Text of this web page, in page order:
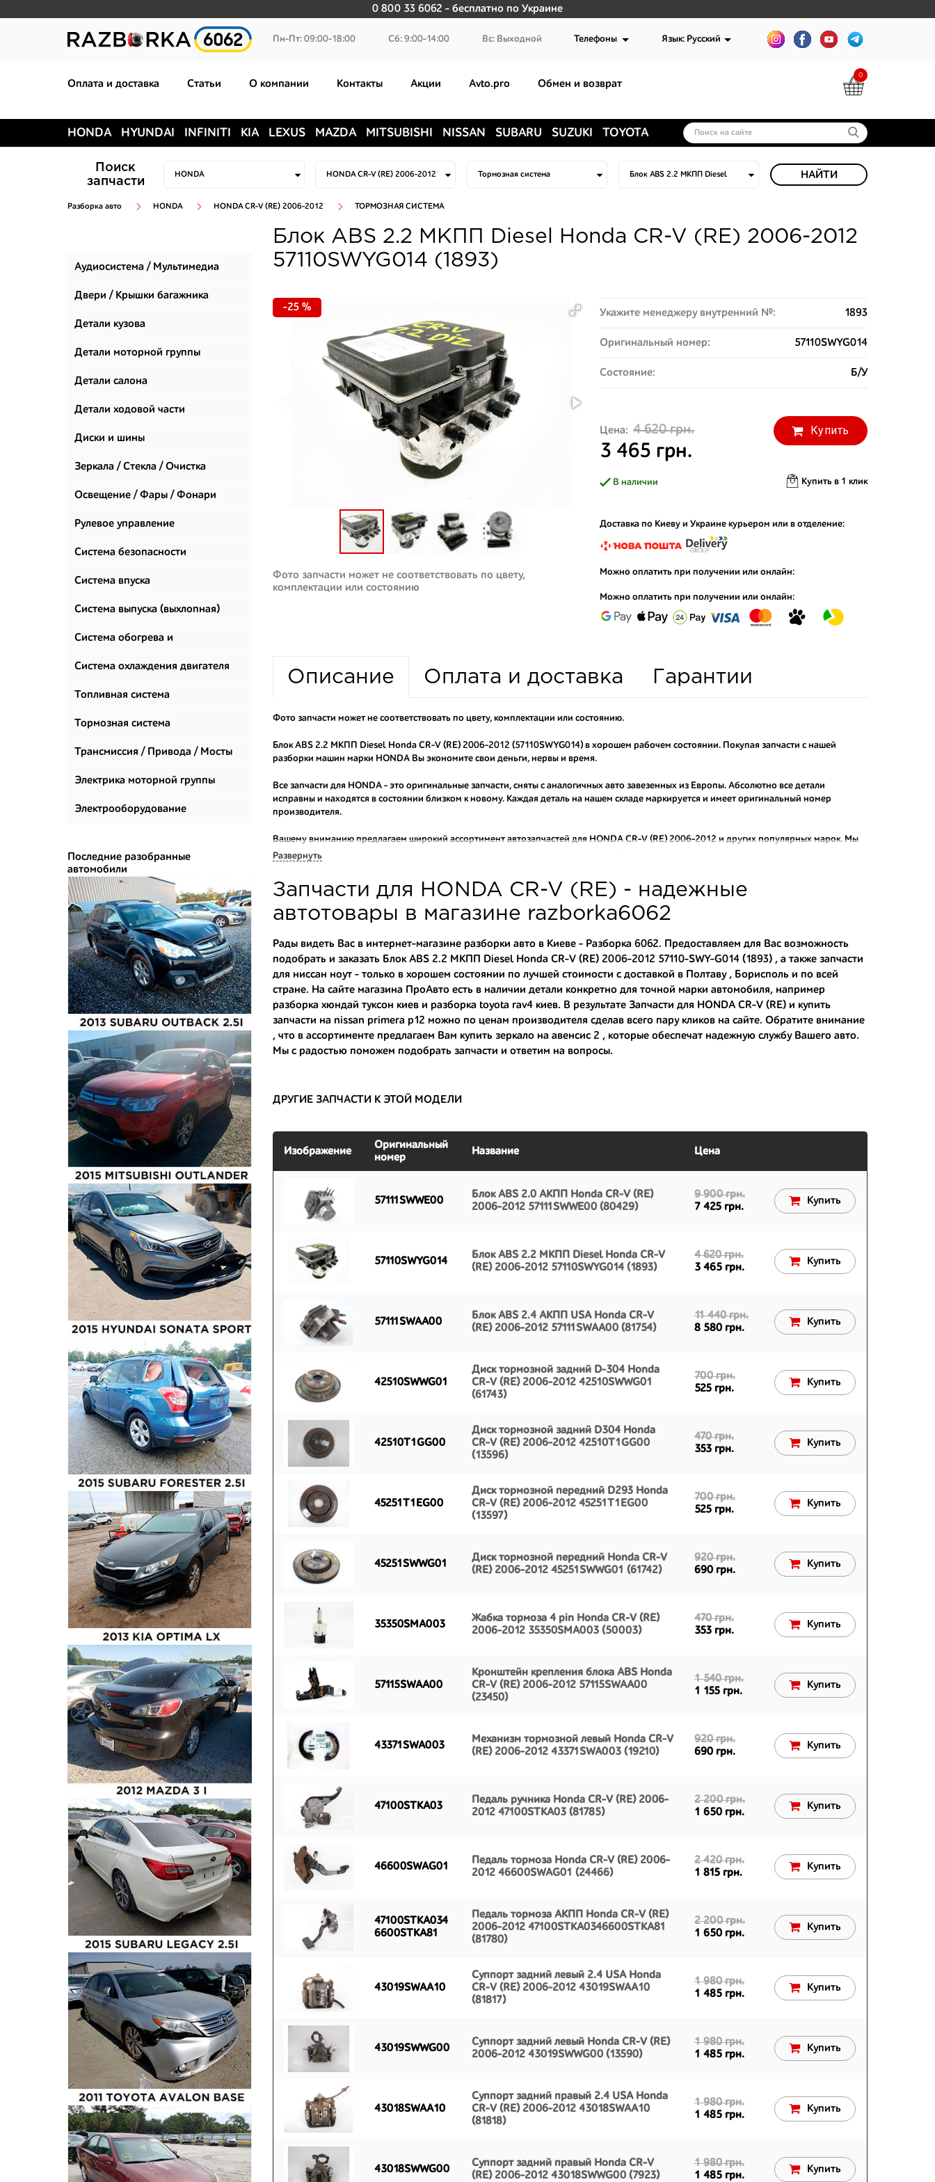
0 800 33 6062 - бесплатно по Украине
0
Пн-Пт: 09:00-18:00 Сб: 9:00-14:00 Вс: Выходной Телефоны Язык: Русский
Оплата и доставка Статьи О компании Контакты Акции Avto.pro Обмен и возврат
HONDA HYUNDAI INFINITI KIA LEXUS MAZDA MITSUBISHI NISSAN SUBARU SUZUKI TOYOTA
Поиск
запчасти
НАЙТИ
Разборка авто HONDA HONDA CR-V (RE) 2006-2012 ТОРМОЗНАЯ СИСТЕМА
Аудиосистема / Мультимедиа
Двери / Крышки багажника
Детали кузова
Детали моторной группы
Детали салона
Детали ходовой части
Диски и шины
Зеркала / Стекла / Очистка
стекол
Освещение / Фары / Фонари
Рулевое управление
Система безопасности
Система впуска
Система выпуска (выхлопная)
Система обогрева и
климатизации
Система охлаждения двигателя
Топливная система
Тормозная система
Трансмиссия / Привода / Мосты
Электрика моторной группы
Электрооборудование
Последние разобранные
автомобили
Блок ABS 2.2 МКПП Diesel Honda CR-V (RE) 2006-2012
57110SWYG014 (1893)
-25 %
Фото запчасти может не соответствовать по цвету,
комплектации или состоянию
Укажите менеджеру внутренний №: 1893
Оригинальный номер: 57110SWYG014
Состояние: Б/У
Цена: 4 620 грн.
3 465 грн.
Купить
В наличии Купить в 1 клик
Доставка по Киеву и Украине курьером или в отделение:
Можно оплатить при получении или онлайн:
Можно оплатить при получении или онлайн:
Описание Оплата и доставка Гарантии
Фото запчасти может не соответствовать по цвету, комплектации или состоянию.
Блок ABS 2.2 МКПП Diesel Honda CR-V (RE) 2006-2012 (57110SWYG014) в хорошем рабочем состоянии. Покупая запчасти с нашей
разборки машин марки HONDA Вы экономите свои деньги, нервы и время.
Все запчасти для HONDA - это оригинальные запчасти, сняты с аналогичных авто завезенных из Европы. Абсолютно все детали
исправны и находятся в состоянии близком к новому. Каждая деталь на нашем складе маркируется и имеет оригинальный номер
производителя.
Вашему вниманию предлагаем широкий ассортимент автозапчастей для HONDA CR-V (RE) 2006-2012 и других популярных марок. Мы
продаем оригинальные и высококачественные запчасти, отказываясь от контрафактных аналогов.
Многие наши оптовые клиенты рекомендуют именно нашу разборку как надежного и проверенного продавца. Если вам требуется
приобрести оптовую партию деталей для японских автомобилей, то консультанты нашего интернет-магазина подберут вам товар и
укомплектуют партию. Также мы поможем с правильным выбором по каталогу автозапчастей.
- доступные по цене;
- сняты только с автомобилей, которые ездили по превосходным европейским и японским дорогам;
- имеют большой запас прочности и невыробатанный ресурс, и долго прослужат вам.
Развернуть
Запчасти для HONDA CR-V (RE) - надежные
автотовары в магазине razborka6062
Рады видеть Вас в интернет-магазине разборки авто в Киеве - Разборка 6062. Предоставляем для Вас возможность
подобрать и заказать Блок ABS 2.2 МКПП Diesel Honda CR-V (RE) 2006-2012 57110-SWY-G014 (1893) , а также запчасти
для ниссан ноут - только в хорошем состоянии по лучшей стоимости с доставкой в Полтаву , Борисполь и по всей
стране. На сайте магазина ПроАвто есть в наличии детали конкретно для точной марки автомобиля, например
разборка хюндай туксон киев и разборка toyota rav4 киев. В результате Запчасти для HONDA CR-V (RE) и купить
запчасти на nissan primera p12 можно по ценам производителя сделав всего пару кликов на сайте. Обратите внимание
, что в ассортименте предлагаем Вам купить зеркало на авенсис 2 , которые обеспечат надежную службу Вашего авто.
Мы с радостью поможем подобрать запчасти и ответим на вопросы.
ДРУГИЕ ЗАПЧАСТИ К ЭТОЙ МОДЕЛИ
Изображение
Оригинальный
номер
Название Цена
57111SWWE00
Блок ABS 2.0 АКПП Honda CR-V (RE)
2006-2012 57111SWWE00 (80429)
9 900 грн.
7 425 грн.
Купить
57110SWYG014
Блок ABS 2.2 МКПП Diesel Honda CR-V
(RE) 2006-2012 57110SWYG014 (1893)
4 620 грн.
3 465 грн.
Купить
57111SWAA00
Блок ABS 2.4 АКПП USA Honda CR-V
(RE) 2006-2012 57111SWAA00 (81754)
11 440 грн.
8 580 грн.
Купить
42510SWWG01
Диск тормозной задний D-304 Honda
CR-V (RE) 2006-2012 42510SWWG01
(61743)
700 грн.
525 грн.
Купить
42510T1GG00
Диск тормозной задний D304 Honda
CR-V (RE) 2006-2012 42510T1GG00
(13596)
470 грн.
353 грн.
Купить
45251T1EG00
Диск тормозной передний D293 Honda
CR-V (RE) 2006-2012 45251T1EG00
(13597)
700 грн.
525 грн.
Купить
45251SWWG01
Диск тормозной передний Honda CR-V
(RE) 2006-2012 45251SWWG01 (61742)
920 грн.
690 грн.
Купить
35350SMA003
Жабка тормоза 4 pin Honda CR-V (RE)
2006-2012 35350SMA003 (50003)
470 грн.
353 грн.
Купить
57115SWAA00
Кронштейн крепления блока ABS Honda
CR-V (RE) 2006-2012 57115SWAA00
(23450)
1 540 грн.
1 155 грн.
Купить
43371SWA003
Механизм тормозной левый Honda CR-V
(RE) 2006-2012 43371SWA003 (19210)
920 грн.
690 грн.
Купить
47100STKA03
Педаль ручника Honda CR-V (RE) 2006-
2012 47100STKA03 (81785)
2 200 грн.
1 650 грн.
Купить
46600SWAG01
Педаль тормоза Honda CR-V (RE) 2006-
2012 46600SWAG01 (24466)
2 420 грн.
1 815 грн.
Купить
47100STKA034
6600STKA81
Педаль тормоза АКПП Honda CR-V (RE)
2006-2012 47100STKA0346600STKA81
(81780)
2 200 грн.
1 650 грн.
Купить
43019SWAA10
Суппорт задний левый 2.4 USA Honda
CR-V (RE) 2006-2012 43019SWAA10
(81817)
1 980 грн.
1 485 грн.
Купить
43019SWWG00
Суппорт задний левый Honda CR-V (RE)
2006-2012 43019SWWG00 (13590)
1 980 грн.
1 485 грн.
Купить
43018SWAA10
Суппорт задний правый 2.4 USA Honda
CR-V (RE) 2006-2012 43018SWAA10
(81818)
1 980 грн.
1 485 грн.
Купить
43018SWWG00
Суппорт задний правый Honda CR-V
(RE) 2006-2012 43018SWWG00 (7923)
1 980 грн.
1 485 грн.
Купить